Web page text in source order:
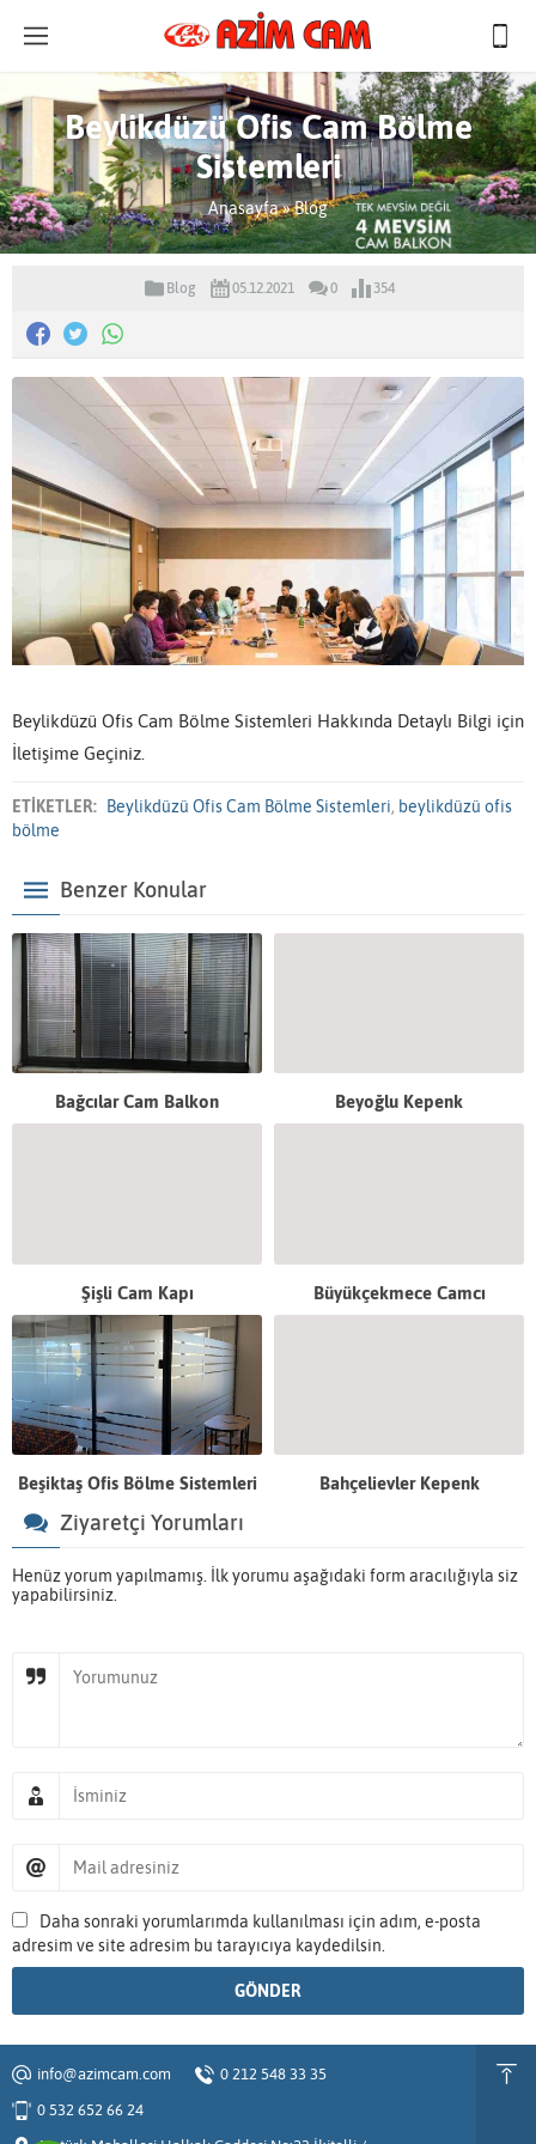
Beylikdüzü Ofis Cam Bölme
Sistemleri
Anasayfa»Blog
Blog 05.12.2021 0 354
Beylikdüzü Ofis Cam Bölme Sistemleri Hakkında Detaylı Bilgi için
İletişime Geçiniz.
ETİKETLER: Beylikdüzü Ofis Cam Bölme Sistemleri, beylikdüzü ofis
bölme
Benzer Konular
Bağcılar Cam Balkon Beyoğlu Kepenk
Şişli Cam Kapı Büyükçekmece Camcı
Beşiktaş Ofis Bölme Sistemleri Bahçelievler Kepenk
Ziyaretçi Yorumları
Henüz yorum yapılmamış. İlk yorumu aşağıdaki form aracılığıyla siz
yapabilirsiniz.
Daha sonraki yorumlarımda kullanılması için adım, e-posta
adresim ve site adresim bu tarayıcıya kaydedilsin.
info@azimcam.com
0 212 548 33 35
0 532 652 66 24